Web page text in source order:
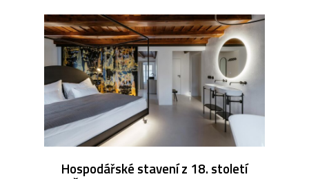
Hospodářské stavení z 18. století